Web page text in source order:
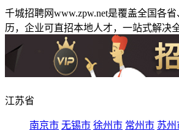
千城招聘网www.zpw.net是覆盖全国各
历，企业可直招本地人才，一站式解决
江苏省
南京市 无锡市 徐州市 常州市 苏州